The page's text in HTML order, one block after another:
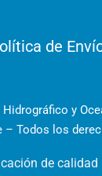
de
y
– Todos los
de calidad